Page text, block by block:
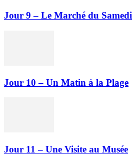
Jour 9 – Le Marché du Samedi
Jour 10 – Un Matin à la Plage
Jour 11 – Une Visite au Musée